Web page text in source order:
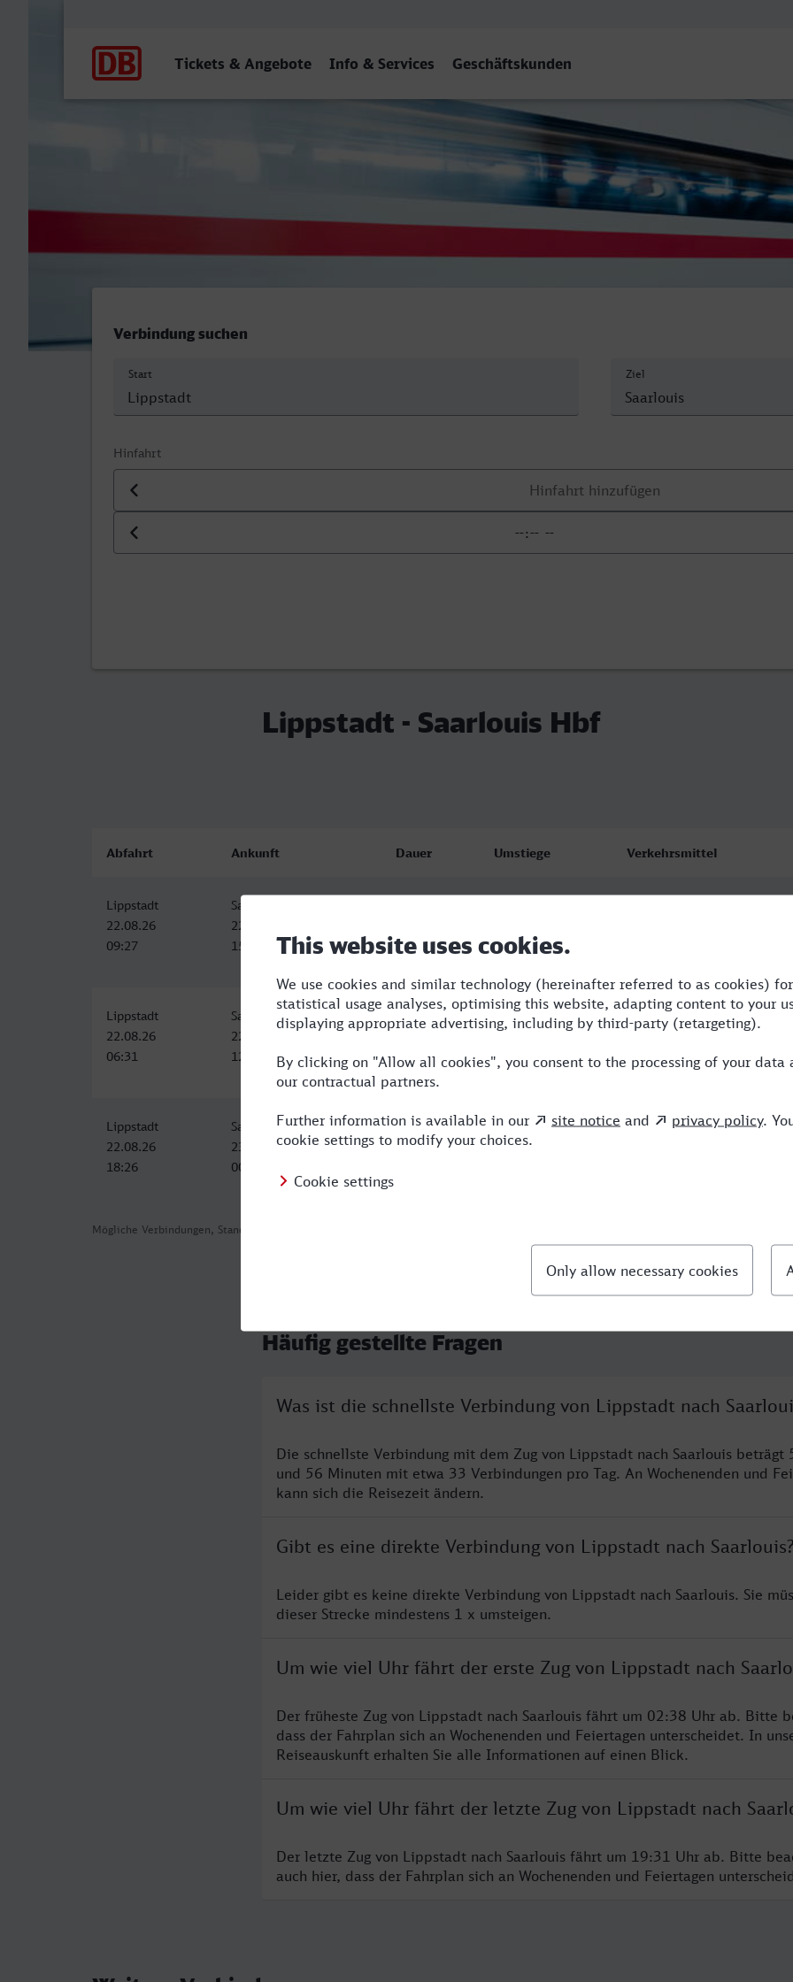
Tickets & Angebote Info & Services Geschäftskunden
Verbindung suchen
Start Ziel
Hinfahrt
Datum der Hinfahrt
Uhrzeit der Hinfahrt
Lippstadt - Saarlouis Hbf
Mögliche Verbindungen, Stand: 2026-08-08 05:42
Abfahrt Ankunft Dauer Umstiege Verkehrsmittel
Lippstadt
22.08.26
09:27
Saarlouis Hbf
22.08.26
15:23
Lippstadt
22.08.26
06:31
Saarlouis Hbf
22.08.26
12:35
6:04 RE,NX,ICE
Lippstadt
22.08.26
18:26
Saarlouis Hbf
23.08.26
00:55
6:29 3 RB,RE,NX,ICE
Häufig gestellte Fragen
Was ist die schnellste Verbindung von Lippstadt nach
Die schnellste Verbindung mit dem Zug von Lippstadt nach Saarlouis beträgt
und 56 Minuten mit etwa 33 Verbindungen pro Tag. An Wochenenden und
kann sich die Reisezeit ändern.
Gibt es eine direkte Verbindung von Lippstadt nach Saarlouis?
Leider gibt es keine direkte Verbindung von Lippstadt nach Saarlouis. Sie
dieser Strecke mindestens 1 x umsteigen.
Um wie viel Uhr fährt der erste Zug von Lippstadt nach
Der früheste Zug von Lippstadt nach Saarlouis fährt um 02:38 Uhr ab. Bitte
dass der Fahrplan sich an Wochenenden und Feiertagen unterscheidet. In
Reiseauskunft erhalten Sie alle Informationen auf einen Blick.
Um wie viel Uhr fährt der letzte Zug von Lippstadt nach
Der letzte Zug von Lippstadt nach Saarlouis fährt um 19:31 Uhr ab. Bitte
auch hier, dass der Fahrplan sich an Wochenenden und Feiertagen